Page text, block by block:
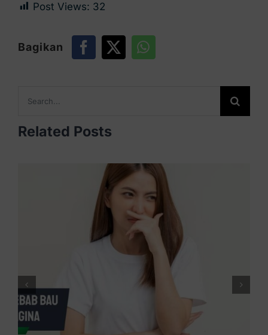
Post Views: 32
Bagikan
for:
Related Posts